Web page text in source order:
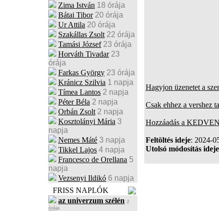
Zima István 18 órája
Bátai Tibor 20 órája
Ur Attila 20 órája
Szakállas Zsolt 22 órája
Tamási József 23 órája
Horváth Tivadar 23
órája
Farkas György 23 órája
Kránicz Szilvia 1 napja
Tímea Lantos 2 napja
Péter Béla 2 napja
Orbán Zsolt 2 napja
Kosztolányi Mária 3
napja
Nemes Máté 3 napja
Tikkel Lajos 4 napja
Francesco de Orellana 5
napja
Vezsenyi Ildikó 6 napja
FRISS NAPLÓK
az univerzum szélén 2
órája
Hagyjon üzenetet a
Csak ehhez a vershez
Hozzáadás a
Feltöltés ideje: 2024-
Utolsó módosítás ideje